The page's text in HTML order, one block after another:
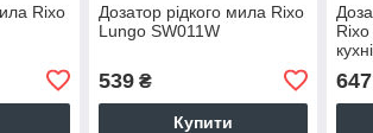
Rixo
Дозатор рідкого мила Rixo
Lungo SW011W
539₴
Купити
кухні
647